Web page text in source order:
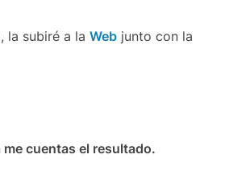
la subiré a la Webjunto con la
me cuentas el resultado.